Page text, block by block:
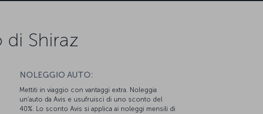
Shiraz
NOLEGGIO AUTO:
Mettiti in viaggio con vantaggi extra. Noleggia
un'auto da Avis e usufruisci di uno sconto del
40%. Lo sconto Avis si applica ai noleggi mensili di